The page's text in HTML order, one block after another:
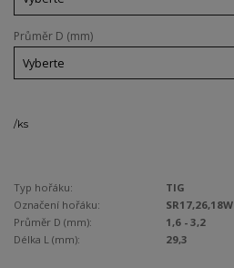
Průměr D (mm)
/ks
Typ hořáku:
TIG
Označení hořáku:
SR17,26,18W
Průměr D (mm):
1,6 - 3,2
Délka L (mm):
29,3